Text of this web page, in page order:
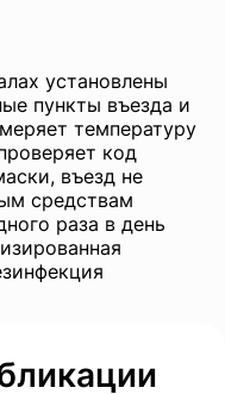
установлены
пункты въезда и
температуру
код
въезд не
средствам
раза в день